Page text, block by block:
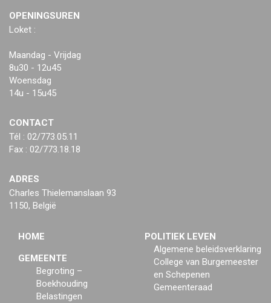
OPENINGSUREN
Loket :
Maandag - Vrijdag
8u30 - 12u45
Woensdag
14u - 15u45
CONTACT
Tél : 02/773.05.11
Fax : 02/773.18.18
ADRES
Charles Thielemanslaan 93
1150, België
HOME
GEMEENTE
Begroting –
Boekhouding
Belastingen
POLITIEK LEVEN
Algemene beleidsverklaring
College van Burgemeester
en Schepenen
Gemeenteraad